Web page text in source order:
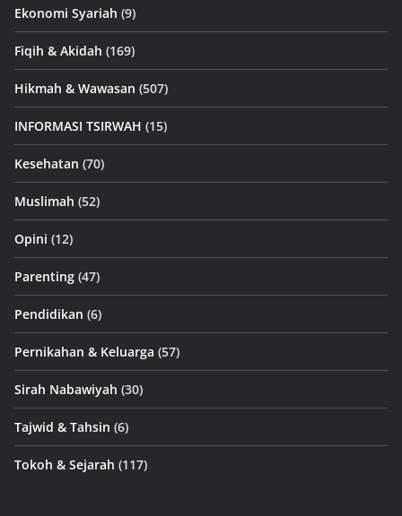
Ekonomi Syariah (9)
Fiqih & Akidah (169)
Hikmah & Wawasan (507)
INFORMASI TSIRWAH (15)
Kesehatan (70)
Muslimah (52)
Opini (12)
Parenting (47)
Pendidikan (6)
Pernikahan & Keluarga (57)
Sirah Nabawiyah (30)
Tajwid & Tahsin (6)
Tokoh & Sejarah (117)